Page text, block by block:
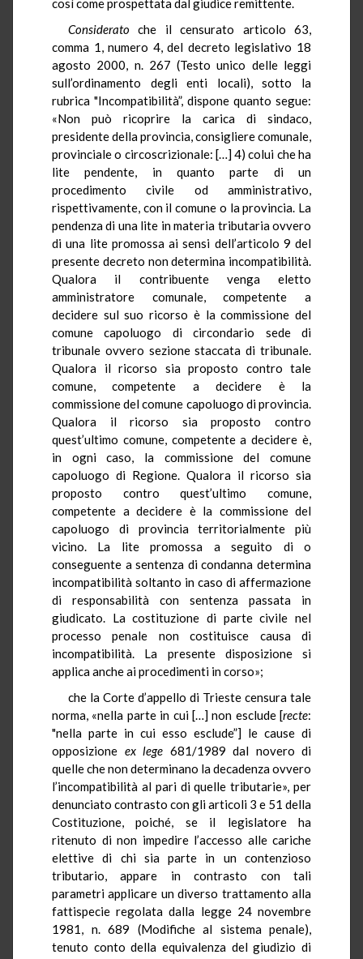
così come prospettata dal giudice remittente.
Consideratoche il censurato articolo 63,
comma 1, numero 4, del decreto legislativo 18
agosto 2000, n. 267 (Testo unico delle leggi
sull’ordinamento degli enti locali), sotto la
rubrica "Incompatibilità”, dispone quanto segue:
«Non può ricoprire la carica di sindaco,
presidente della provincia, consigliere comunale,
provinciale o circoscrizionale: […] 4) colui che ha
lite pendente, in quanto parte di un
procedimento civile od amministrativo,
rispettivamente, con il comune o la provincia. La
pendenza di una lite in materia tributaria ovvero
di una lite promossa ai sensi dell’articolo 9 del
presente decreto non determina incompatibilità.
Qualora il contribuente venga eletto
amministratore comunale, competente a
decidere sul suo ricorso è la commissione del
comune capoluogo di circondario sede di
tribunale ovvero sezione staccata di tribunale.
Qualora il ricorso sia proposto contro tale
comune, competente a decidere è la
commissione del comune capoluogo di provincia.
Qualora il ricorso sia proposto contro
quest’ultimo comune, competente a decidere è,
in ogni caso, la commissione del comune
capoluogo di Regione. Qualora il ricorso sia
proposto contro quest’ultimo comune,
competente a decidere è la commissione del
capoluogo di provincia territorialmente più
vicino. La lite promossa a seguito di o
conseguente a sentenza di condanna determina
incompatibilità soltanto in caso di affermazione
di responsabilità con sentenza passata in
giudicato. La costituzione di parte civile nel
processo penale non costituisce causa di
incompatibilità. La presente disposizione si
applica anche ai procedimenti in corso»;
che la Corte d’appello di Trieste censura tale
norma, «nella parte in cui […] non esclude [recte:
"nella parte in cui esso esclude”] le cause di
opposizione ex lege 681/1989 dal novero di
quelle che non determinano la decadenza ovvero
l’incompatibilità al pari di quelle tributarie», per
denunciato contrasto con gli articoli 3 e 51 della
Costituzione, poiché, se il legislatore ha
ritenuto di non impedire l’accesso alle cariche
elettive di chi sia parte in un contenzioso
tributario, appare in contrasto con tali
parametri applicare un diverso trattamento alla
fattispecie regolata dalla legge 24 novembre
1981, n. 689 (Modifiche al sistema penale),
tenuto conto della equivalenza del giudizio di